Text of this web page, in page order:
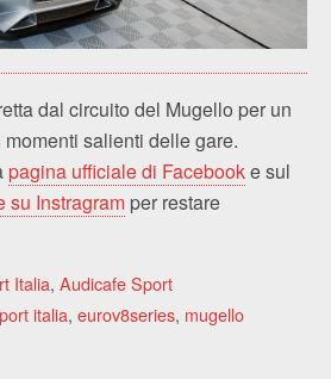
dal circuito del Mugello per un
salienti delle gare.
pagina ufficiale di Facebooke sul
su Instragram per restare
Italia, Audicafe Sport
italia, eurov8series, mugello